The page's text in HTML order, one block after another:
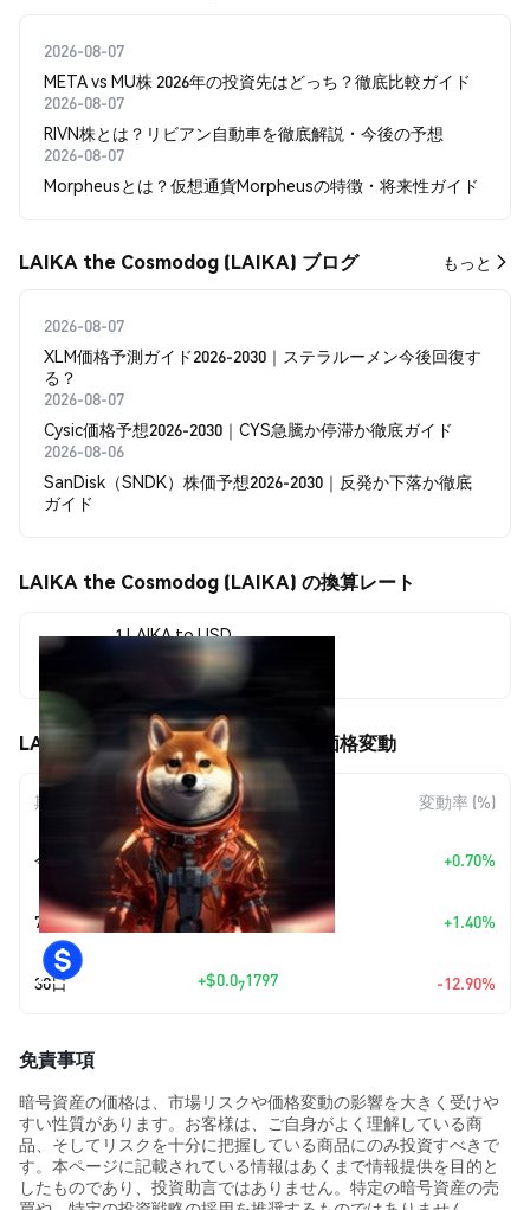
2026-08-07
META vs MU株 2026年の投資先はどっち？徹底比較ガイド
2026-08-07
RIVN株とは？リビアン自動車を徹底解説・今後の予想
2026-08-07
Morpheusとは？仮想通貨Morpheusの特徴・将来性ガイド
LAIKA the Cosmodog (LAIKA) ブログ もっと
2026-08-07
XLM価格予測ガイド2026-2030｜ステラルーメン今後回復す
る？
2026-08-07
Cysic価格予想2026-2030｜CYS急騰か停滞か徹底ガイド
2026-08-06
SanDisk（SNDK）株価予想2026-2030｜反発か下落か徹底
ガイド
LAIKA the Cosmodog (LAIKA) の換算レート
1 LAIKA to USD
$0.00000012
LAIKA the Cosmodog (LAIKA) の価格変動
期間 金額変動 変動率 (%)
今日 +$0.098436 +0.70%
7日 +$0.081675 +1.40%
30日 +$0.071797 -12.90%
免責事項
暗号資産の価格は、市場リスクや価格変動の影響を大きく受けや
すい性質があります。お客様は、ご自身がよく理解している商
品、そしてリスクを十分に把握している商品にのみ投資すべきで
す。本ページに記載されている情報はあくまで情報提供を目的と
したものであり、投資助言ではありません。特定の暗号資産の売